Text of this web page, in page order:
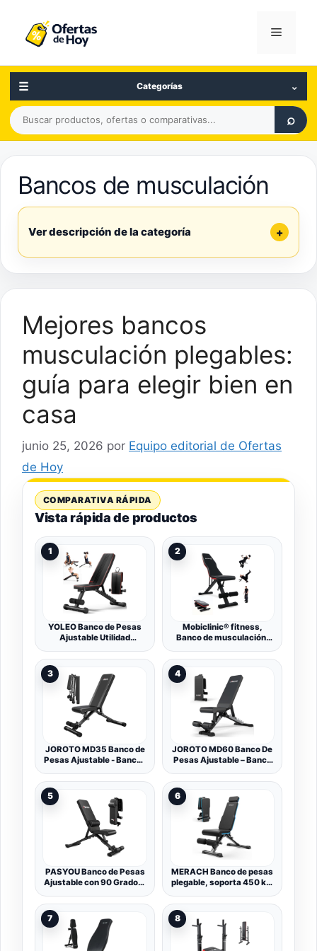
contenido
Menú
☰ Categorías ⌄
Buscar
productos,
comparativas
⌕
Bancos de musculación
Ver descripción de la categoría +
Mejores bancos
musculación plegables:
guía para elegir bien en
casa
junio 25, 2026 por Equipo editorial de Ofertas
de Hoy
COMPARATIVA RÁPIDA
Vista rápida de productos
1
YOLEO Banco de Pesas
Ajustable Utilidad
Entrenamiento de Cuerpo
Completo Inclinación
Decline Levantamiento
Plano, Press, para
Ejercicios de Gimnasio en
casa
2
Mobiclinic® fitness,
Banco de musculación,
Asiento y respaldo
Multifunción, Pesas,
Entrena cuerpo completo,
Resistente estable, Gym
en casa
3
JOROTO MD35 Banco de
Pesas Ajustable - Bancos
Fuerza de Carga de 318
KG para Banco de Pesas
Plegable de Cuerpo
Completo en Casa (con
Ajuste Rápido de Bloqueo
Automático)
4
JOROTO MD60 Banco De
Pesas Ajustable – Banco
Musculación Plegable De
Capacidad De 360 kg
Para Bench Press De
Cuerpo Completo
5
PASYOU Banco de Pesas
Ajustable con 90 Grados,
Plegable,
Declinable/Inclinable,
Entrenamiento
Abdominales Capacidad
de Peso de 400KG
6
MERACH Banco de pesas
plegable, soporta 450 kg,
extendido, banco
inclinado ajustable en 108
posiciones, banco de
entrenamiento
multifuncional para
7 8